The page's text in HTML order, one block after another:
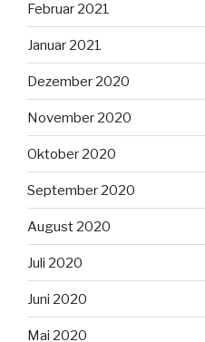
Februar 2021
Januar 2021
Dezember 2020
November 2020
Oktober 2020
September 2020
August 2020
Juli 2020
Juni 2020
Mai 2020